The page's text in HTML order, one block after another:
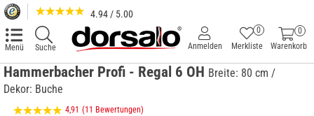
4.94 / 5.00
Menü Suche
0
Warenkorb
Merkliste
0
Anmelden
Hammerbacher Profi - Regal 6 OH Breite: 80 cm /
Dekor: Buche
4,91 (11 Bewertungen)